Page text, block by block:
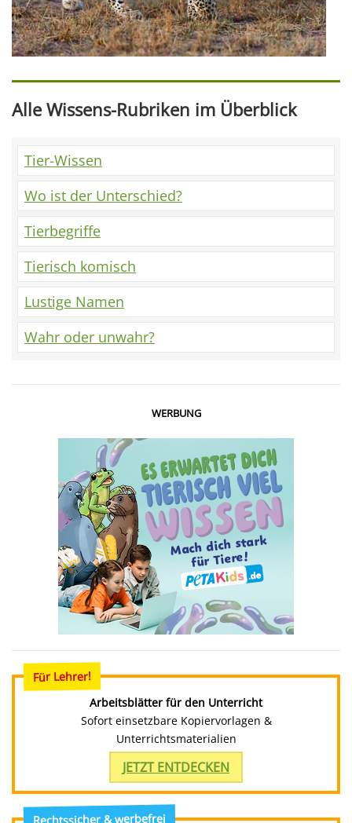
Alle Wissens-Rubriken im Überblick
Tier-Wissen
Wo ist der Unterschied?
Tierbegriffe
Tierisch komisch
Lustige Namen
Wahr oder unwahr?
WERBUNG
Für Lehrer!
Arbeitsblätter für den Unterricht
Sofort einsetzbare Kopiervorlagen &
Unterrichtsmaterialien
JETZT ENTDECKEN
Rechtssicher & werbefrei